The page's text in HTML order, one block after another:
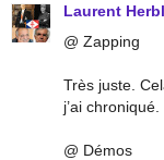
Laurent
@ Zapping
Très juste.
j’ai chroniqué.
@ Démos